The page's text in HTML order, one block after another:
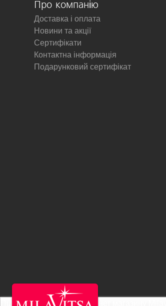
Про компанію
Доставка і оплата
Новини та акції
Сертифікати
Контактна інформація
Подарунковий сертифікат
Підписатися на Акції інтернет магазину